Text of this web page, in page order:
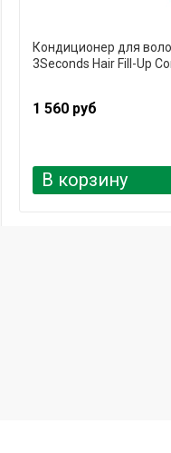
Кондиционер для
3Seconds Hair Fill-Up
1 560 руб
В корзину